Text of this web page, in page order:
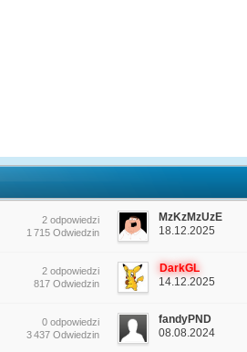
2 odpowiedzi
1 715 Odwiedzin
MzKzMzUzE
18.12.2025
2 odpowiedzi
817 Odwiedzin
DarkGL
14.12.2025
0 odpowiedzi
3 437 Odwiedzin
fandyPND
08.08.2024